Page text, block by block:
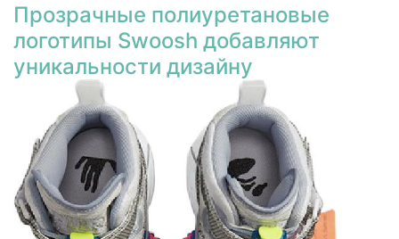
Прозрачные полиуретановые
логотипы Swoosh добавляют
уникальности дизайну